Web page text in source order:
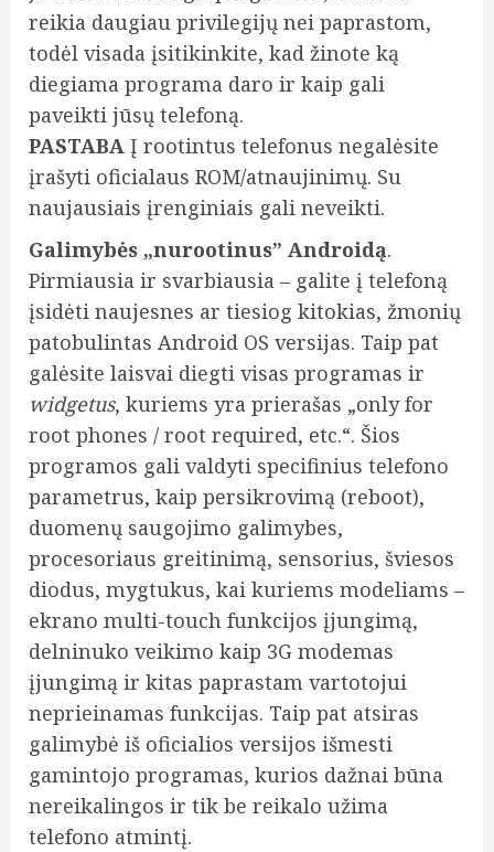
reikia daugiau privilegijų nei paprastom,
todėl visada įsitikinkite, kad žinote ką
diegiama programa daro ir kaip gali
paveikti jūsų telefoną.
PASTABA Į rootintus telefonus negalėsite
įrašyti oficialaus ROM/atnaujinimų. Su
naujausiais įrenginiais gali neveikti.
Galimybės „nurootinus” Androidą.
Pirmiausia ir svarbiausia – galite į telefoną
įsidėti naujesnes ar tiesiog kitokias, žmonių
patobulintas Android OS versijas. Taip pat
galėsite laisvai diegti visas programas ir
widgetus, kuriems yra prierašas „only for
root phones / root required, etc.“. Šios
programos gali valdyti specifinius telefono
parametrus, kaip persikrovimą (reboot),
duomenų saugojimo galimybes,
procesoriaus greitinimą, sensorius, šviesos
diodus, mygtukus, kai kuriems modeliams –
ekrano multi-touch funkcijos įjungimą,
delninuko veikimo kaip 3G modemas
įjungimą ir kitas paprastam vartotojui
neprieinamas funkcijas. Taip pat atsiras
galimybė iš oficialios versijos išmesti
gamintojo programas, kurios dažnai būna
nereikalingos ir tik be reikalo užima
telefono atmintį.